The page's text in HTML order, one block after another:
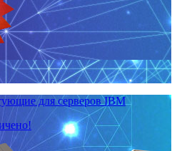
для серверов IBM